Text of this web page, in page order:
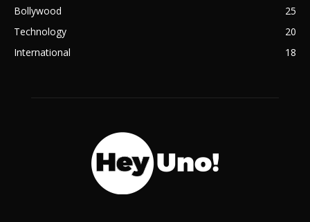
Bollywood
25
Technology
20
International
18